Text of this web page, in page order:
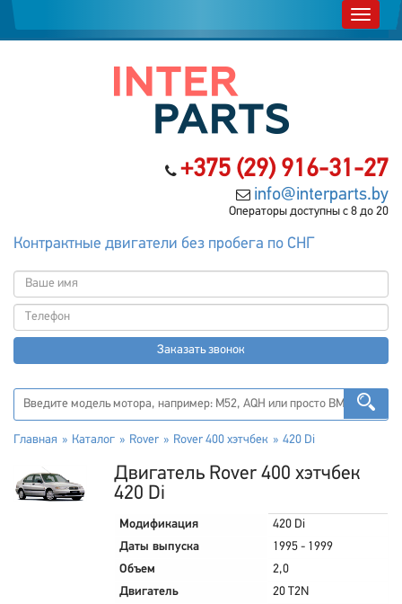
+375 (29) 916-31-27
info@interparts.by
Операторы доступны с 8 до 20
Контрактные двигатели без пробега по СНГ
Заказать звонок
Главная Каталог Rover Rover 400 хэтчбек 420 Di
Двигатель Rover 400 хэтчбек
420 Di
Модификация
420 Di
Даты выпуска
1995 - 1999
Объем
2,0
Двигатель
20 T2N